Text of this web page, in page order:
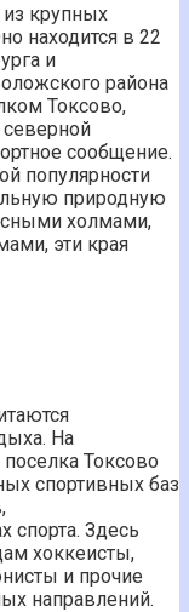
из крупных
находится в 22
и
района
Токсово,
сообщение.
популярности
природную
холмами,
эти края
На
Токсово
спортивных баз
спорта. Здесь
хоккеисты,
и прочие
направлений.